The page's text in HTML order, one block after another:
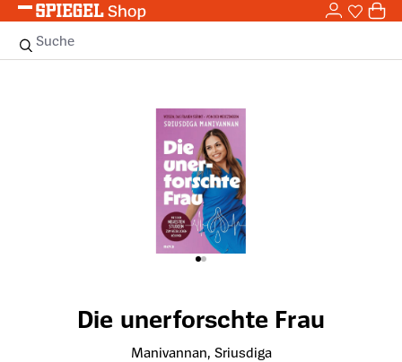
Zum Hauptinhalt springen 0
Suche
Die unerforschte Frau
Manivannan, Sriusdiga